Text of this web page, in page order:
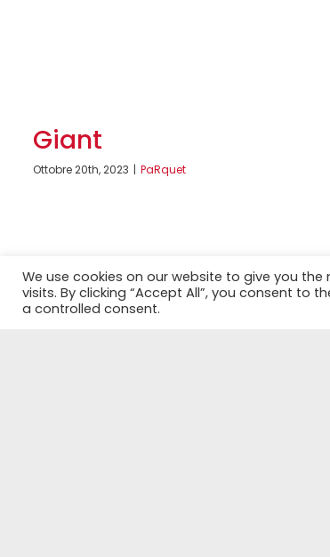
Giant
Ottobre 20th, 2023 | PaRquet
We use cookies on our website to give you
visits. By clicking “Accept All”, you consent to
a controlled consent.